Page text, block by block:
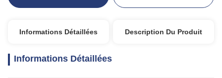
Informations Détaillées Description Du Produit
Informations Détaillées